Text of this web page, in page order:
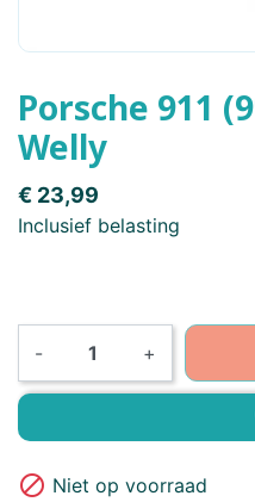
Porsche 911
Welly
€ 23,99
Inclusief belasting
- +
 Niet op voorraad